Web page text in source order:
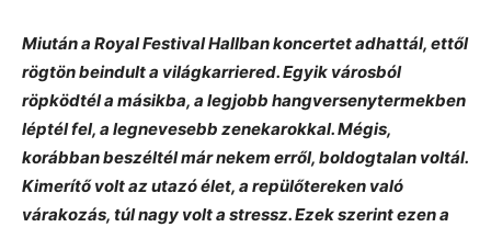
Miután a Royal Festival Hallban koncertet adhattál, ettől
rögtön beindult a világkarriered. Egyik városból
röpködtél a másikba, a legjobb hangversenytermekben
léptél fel, a legnevesebb zenekarokkal. Mégis,
korábban beszéltél már nekem erről, boldogtalan voltál.
Kimerítő volt az utazó élet, a repülőtereken való
várakozás, túl nagy volt a stressz. Ezek szerint ezen a